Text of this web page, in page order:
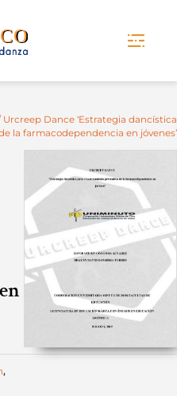
Urcreep Dance ‘Estrategia dancística
la farmacodependencia en jóvenes’
,